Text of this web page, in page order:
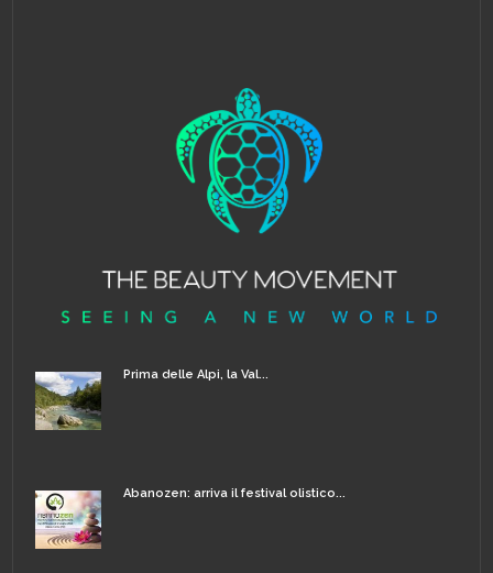
Prima delle Alpi, la Val...
Abanozen: arriva il festival olistico...